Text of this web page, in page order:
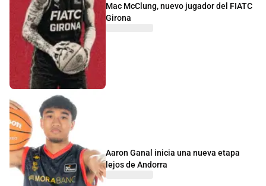
Mac McClung, nuevo jugador del FIATC
Girona
Aaron Ganal inicia una nueva etapa
lejos de Andorra